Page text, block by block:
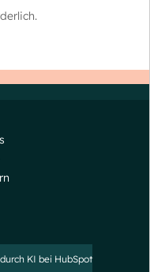
KI bei HubSpot